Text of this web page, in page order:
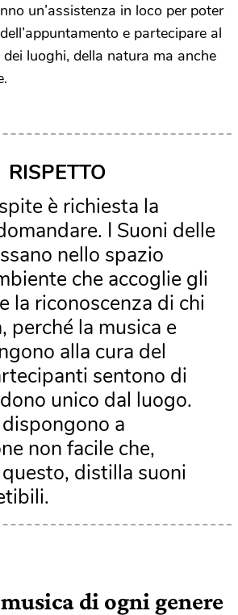
un’assistenza in loco per poter
e partecipare al
luoghi, della natura ma anche
RISPETTO
è richiesta la
I Suoni delle
nello spazio
che accoglie gli
la riconoscenza di chi
perché la musica e
alla cura del
sentono di
unico dal luogo.
a
non facile che,
distilla suoni
di ogni genere